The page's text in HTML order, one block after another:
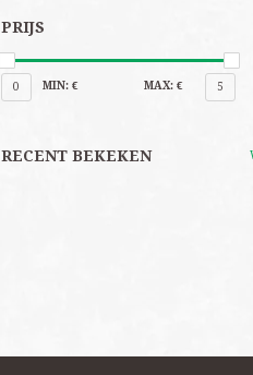
PRIJS
0 MIN: € MAX: € 5
RECENT BEKEKEN